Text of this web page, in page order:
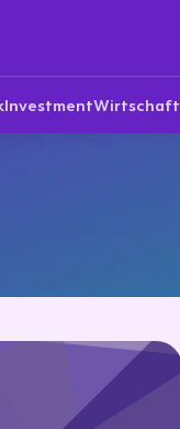
InvestmentWirtschaft